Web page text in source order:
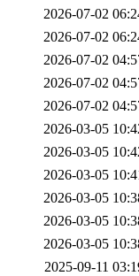
2026-07-02
2026-07-02
2026-07-02
2026-07-02
2026-07-02
2026-03-05
2026-03-05
2026-03-05
2026-03-05
2026-03-05
2026-03-05
2025-09-11